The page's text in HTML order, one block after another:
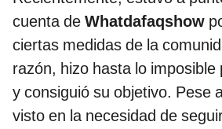
cuenta de Whatdafaqshow
ciertas medidas de la
razón, hizo hasta lo
y consiguió su objetivo. Pese
visto en la necesidad de